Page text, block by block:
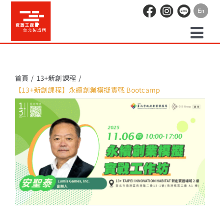
content
場地租借
活動紀錄
職人空間
辦公空間
首頁
13+新創課程
【13+新創課程】永續創業模擬實戰 Bootcamp